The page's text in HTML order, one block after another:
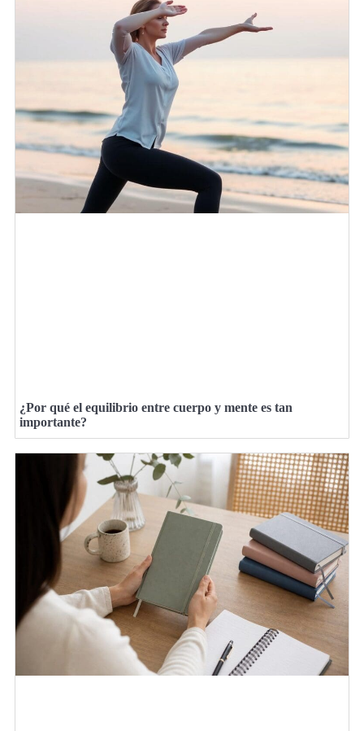
¿Por qué el equilibrio entre cuerpo y mente es tan
importante?